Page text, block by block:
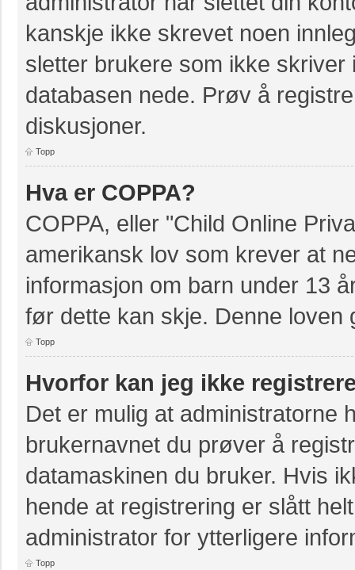
kanskje ikke skrevet noen
sletter brukere som ikke
databasen nede. Prøv å
diskusjoner.
Topp
Hva er COPPA?
COPPA, eller "Child Online
amerikansk lov som krever at
informasjon om barn under 13
før dette kan skje. Denne
Topp
Hvorfor kan jeg ikke
Det er mulig at administratorne
brukernavnet du prøver å
datamaskinen du bruker. Hvis
hende at registrering er slått
administrator for ytterligere
Topp